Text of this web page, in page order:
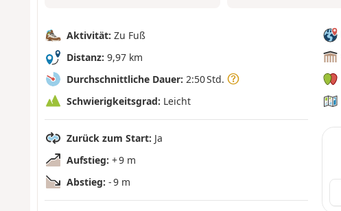
Aktivität: Zu Fuß
Distanz: 9,97 km
Durchschnittliche Dauer: 2:50 Std.
Schwierigkeitsgrad: Leicht
Zurück zum Start: Ja
Aufstieg: + 9 m
Abstieg: - 9 m